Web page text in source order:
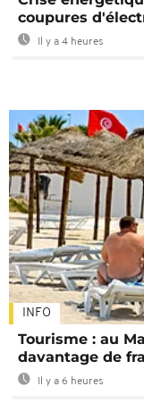
coupures
Il y a 4 heures
INFO
Tourisme : au
davantage de
Il y a 6 heures